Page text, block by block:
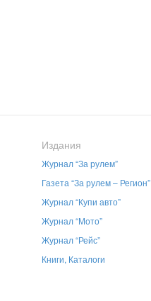
Издания
Журнал “За рулем”
Газета “За рулем – Регион”
Журнал “Купи авто”
Журнал “Мото”
Журнал “Рейс”
Книги, Каталоги